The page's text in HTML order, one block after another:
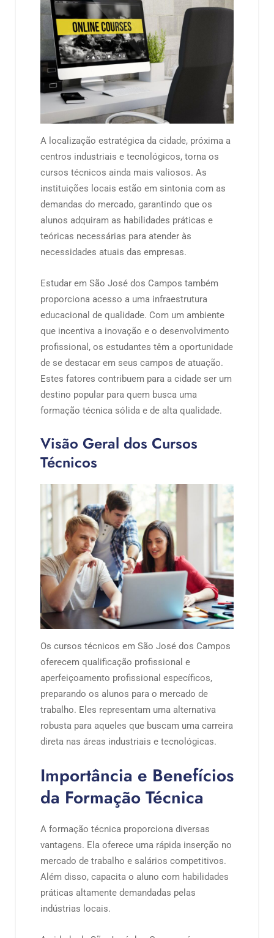
A localização estratégica da cidade, próxima a
centros industriais e tecnológicos, torna os
cursos técnicos ainda mais valiosos. As
instituições locais estão em sintonia com as
demandas do mercado, garantindo que os
alunos adquiram as habilidades práticas e
teóricas necessárias para atender às
necessidades atuais das empresas.
Estudar em São José dos Campos também
proporciona acesso a uma infraestrutura
educacional de qualidade. Com um ambiente
que incentiva a inovação e o desenvolvimento
profissional, os estudantes têm a oportunidade
de se destacar em seus campos de atuação.
Estes fatores contribuem para a cidade ser um
destino popular para quem busca uma
formação técnica sólida e de alta qualidade.
Visão Geral dos Cursos
Técnicos
Os cursos técnicos em São José dos Campos
oferecem qualificação profissional e
aperfeiçoamento profissional específicos,
preparando os alunos para o mercado de
trabalho. Eles representam uma alternativa
robusta para aqueles que buscam uma carreira
direta nas áreas industriais e tecnológicas.
Importância e Benefícios
da Formação Técnica
A formação técnica proporciona diversas
vantagens. Ela oferece uma rápida inserção no
mercado de trabalho e salários competitivos.
Além disso, capacita o aluno com habilidades
práticas altamente demandadas pelas
indústrias locais.